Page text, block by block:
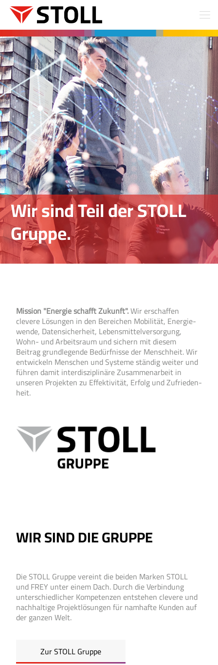
Wir sind Teil der STOLL
Gruppe.
Mission "Energie schafft Zukunft".Wir erschaffen
clevere Lösungen in den Bereichen Mobilität, Energie­
wende, Daten­sicherheit, Lebens­mittel­versorgung,
Wohn- und Arbeits­raum und sichern mit diesem
Beitrag grund­legende Bedürfnisse der Mensch­heit. Wir
entwickeln Menschen und Systeme ständig weiter und
führen damit inter­disziplinäre Zusammen­arbeit in
unseren Projekten zu Effektivität, Erfolg und Zufrieden­
heit.
WIR SIND DIE GRUPPE
Die STOLL Gruppe vereint die beiden Marken STOLL
und FREY unter einem Dach. Durch die Verbindung
unter­schiedlicher Kompetenzen ent­stehen clevere und
nach­haltige Projekt­lösungen für nam­hafte Kunden auf
der ganzen Welt.
Zur STOLL Gruppe